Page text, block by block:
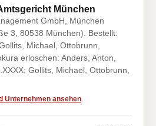
München
GmbH, München
3, 80538 München). Bestellt:
Michael, Ottobrunn,
erloschen: Anders, Anton,
Gollits, Michael, Ottobrunn,
Unternehmen ansehen